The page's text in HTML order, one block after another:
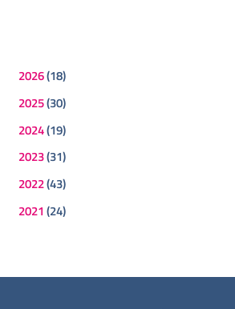
2026(18)
2025(30)
2024(19)
2023(31)
2022(43)
2021 (24)